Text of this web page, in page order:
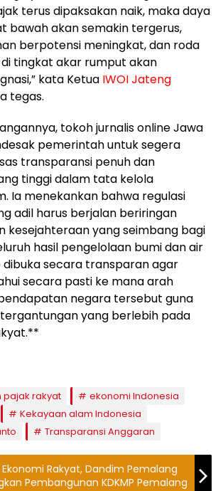
terus dipaksakan naik, maka daya
bawah akan semakin tergerus,
berpotensi meningkat, dan roda
tingkat akar rumput akan
kata Ketua IWOI Jateng
tegas.
tokoh jurnalis online Jawa
pemerintah untuk segera
transparansi penuh dan
tinggi dalam tata kelola
Ia menekankan bahwa regulasi
adil harus berjalan beriringan
kesejahteraan yang seimbang bagi
hasil pengelolaan bumi dan air
dibuka secara transparan agar
secara pasti ke mana arah
negara tersebut guna
yang berlebih pada
pajak rakyat
ekonomi Indonesia
Kekayaan alam Indonesia
Transparansi Anggaran
Rakyat, Dandim Pemalang
Pembangunan KDKMP Pemalang